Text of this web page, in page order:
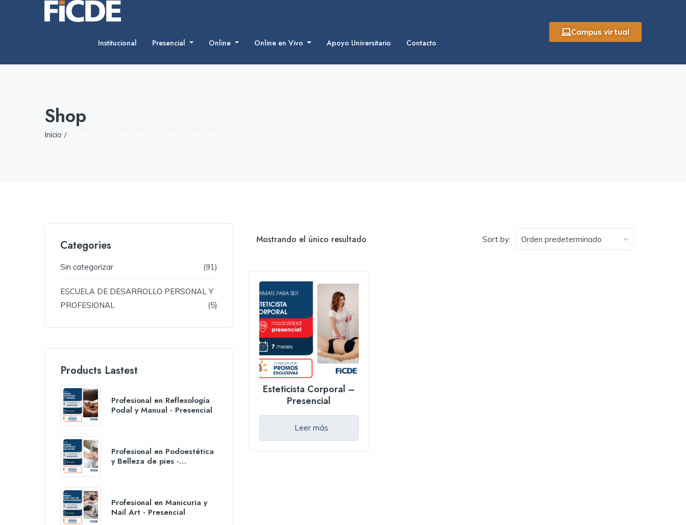
Institucional Presencial Online Online en Vivo Apoyo Universitario Contacto
Campus virtual
Shop
Inicio
Categories
Sin categorizar 91
ESCUELA DE DESARROLLO PERSONAL Y
PROFESIONAL
5
Products Lastest
Profesional en Reflexología
Podal y Manual - Presencial
Profesional en Podoestética
y Belleza de pies -
Profesional en Manicuria y
Nail Art - Presencial
Mostrando el único resultado Sort by:
Esteticista Corporal –
Presencial
Leer más